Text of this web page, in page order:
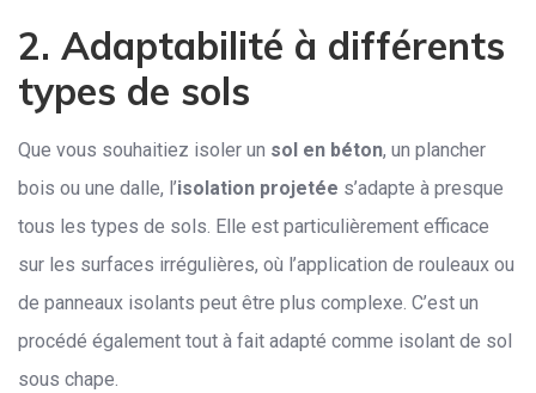
2. Adaptabilité à différents
types de sols
Que vous souhaitiez isoler un sol en béton, un plancher
bois ou une dalle, l’isolation projetée s’adapte à presque
tous les types de sols. Elle est particulièrement efficace
sur les surfaces irrégulières, où l’application de rouleaux ou
de panneaux isolants peut être plus complexe. C’est un
procédé également tout à fait adapté comme isolant de sol
sous chape.